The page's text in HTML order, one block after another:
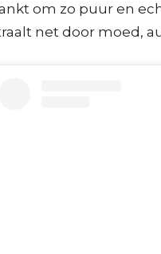
om zo puur en
net door moed,